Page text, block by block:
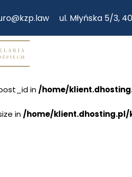
ul. Młyńska 5/3,
in /home/
in /home/